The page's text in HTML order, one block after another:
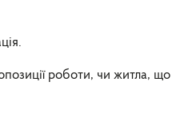
роботи, чи житла, що